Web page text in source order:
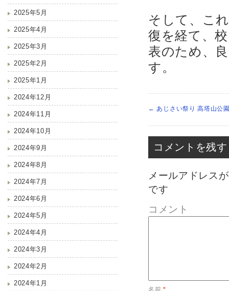
2025年5月
2025年4月
2025年3月
2025年2月
2025年1月
2024年12月
2024年11月
2024年10月
2024年9月
2024年8月
2024年7月
2024年6月
2024年5月
2024年4月
2024年3月
2024年2月
2024年1月
そして、こ
復を経て、
表のため、
す。
← あじさい祭り 高塔山公
コメントを残す
メールアドレス
です
コメント
名前*